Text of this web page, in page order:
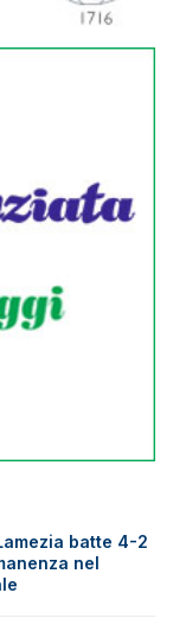
batte 4-2
nel